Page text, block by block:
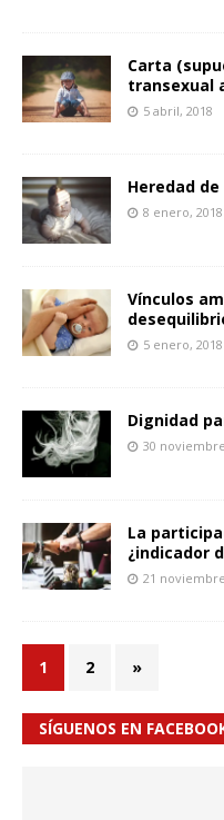
Carta
transexual
5 abril, 2018
Heredad
8 enero, 2018
Vínculos
5 enero, 2018
Dignidad
30
La
¿indicador
21
1 2 »
SÍGUENOS EN